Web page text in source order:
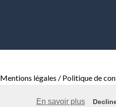
En savoir plus
Mentions légales / Politique de